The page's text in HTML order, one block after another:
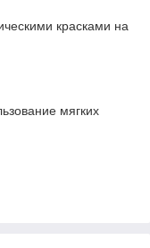
красками на
мягких